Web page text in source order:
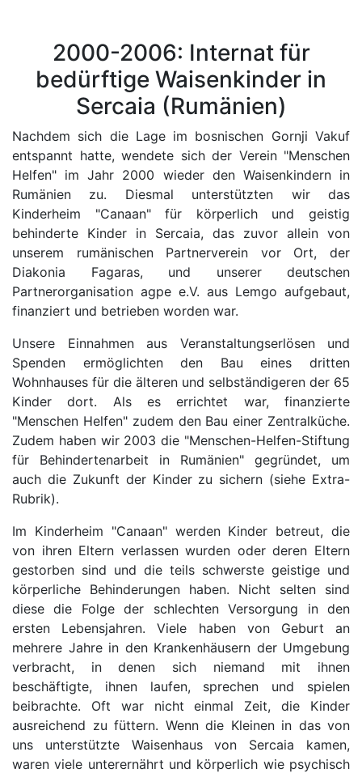
2000-2006: Internat für
bedürftige Waisenkinder in
Sercaia (Rumänien)
Nachdem sich die Lage im bosnischen Gornji Vakuf
entspannt hatte, wendete sich der Verein "Menschen
Helfen" im Jahr 2000 wieder den Waisenkindern in
Rumänien zu. Diesmal unterstützten wir das
Kinderheim "Canaan" für körperlich und geistig
behinderte Kinder in Sercaia, das zuvor allein von
unserem rumänischen Partnerverein vor Ort, der
Diakonia Fagaras, und unserer deutschen
Partnerorganisation agpe e.V. aus Lemgo aufgebaut,
finanziert und betrieben worden war.
Unsere Einnahmen aus Veranstaltungserlösen und
Spenden ermöglichten den Bau eines dritten
Wohnhauses für die älteren und selbständigeren der 65
Kinder dort. Als es errichtet war, finanzierte
"Menschen Helfen" zudem den Bau einer Zentralküche.
Zudem haben wir 2003 die "Menschen-Helfen-Stiftung
für Behindertenarbeit in Rumänien" gegründet, um
auch die Zukunft der Kinder zu sichern (siehe Extra-
Rubrik).
Im Kinderheim "Canaan" werden Kinder betreut, die
von ihren Eltern verlassen wurden oder deren Eltern
gestorben sind und die teils schwerste geistige und
körperliche Behinderungen haben. Nicht selten sind
diese die Folge der schlechten Versorgung in den
ersten Lebensjahren. Viele haben von Geburt an
mehrere Jahre in den Krankenhäusern der Umgebung
verbracht, in denen sich niemand mit ihnen
beschäftigte, ihnen laufen, sprechen und spielen
beibrachte. Oft war nicht einmal Zeit, die Kinder
ausreichend zu füttern. Wenn die Kleinen in das von
uns unterstützte Waisenhaus von Sercaia kamen,
waren viele unterernährt und körperlich wie psychisch